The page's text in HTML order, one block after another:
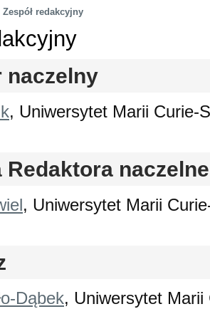
Zespół redakcyjny
naczelny
, Uniwersytet Marii Curie-
Redaktora
, Uniwersytet Marii
Dąbek, Uniwersytet Marii